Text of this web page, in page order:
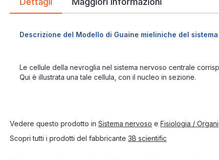
Descrizione del Modello di Guaine mieliniche del
Le cellule della nevroglia nel sistema nervoso centrale
Qui è illustrata una tale cellula, con il nucleo in sezione.
Vedere questo prodotto in Sistema nervoso e Fisiologia / Organi
Scopri tutti i prodotti del fabbricante 3B scientific